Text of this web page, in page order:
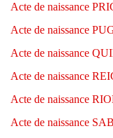
Acte de naissance
Acte de naissance
Acte de naissance
Acte de naissance
Acte de naissance
Acte de naissance